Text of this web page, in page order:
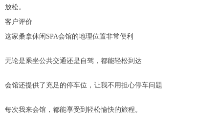
放松。
客户评价
这家桑拿休闲SPA会馆的地理位置非常便利
无论是乘坐公共交通还是自驾，都能轻松到达
会馆还提供了充足的停车位，让我不用担心停车问题
每次我来会馆，都能享受到轻松愉快的旅程。